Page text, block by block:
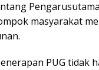
masyarakat
PUG tidak